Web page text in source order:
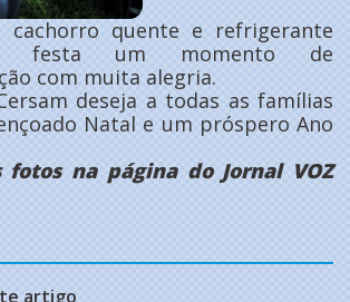
cachorro quente e refrigerante
festa um momento de
com muita alegria.
deseja a todas as famílias
Natal e um próspero Ano
fotos na página do Jornal VOZ
artigo